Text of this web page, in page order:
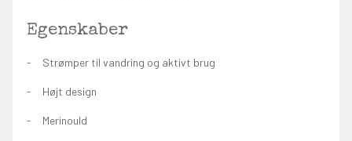
Egenskaber
Strømper til vandring og aktivt brug
Højt design
Merinould